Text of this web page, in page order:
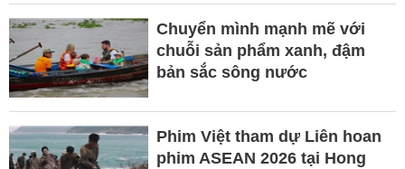
Chuyển mình mạnh mẽ với
chuỗi sản phẩm xanh, đậm
bản sắc sông nước
Phim Việt tham dự Liên hoan
phim ASEAN 2026 tại Hong